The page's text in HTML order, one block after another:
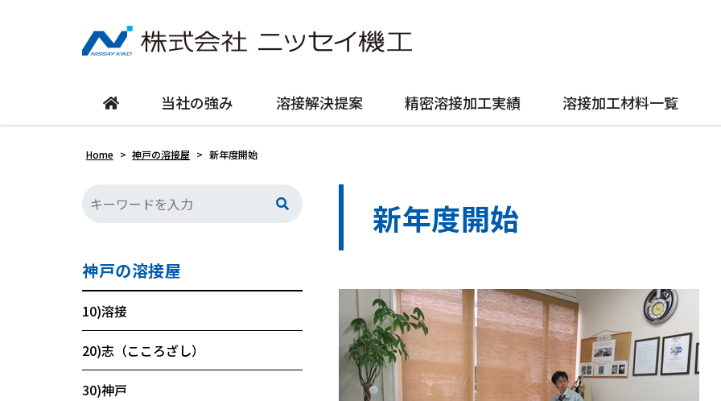
当社の強み 溶接解決提案 精密溶接加工実績 溶接加工材料一覧
Home > 神戸の溶接屋 > 新年度開始
新年度開始
神戸の溶接屋
10)溶接
20)志（こころざし）
30)神戸